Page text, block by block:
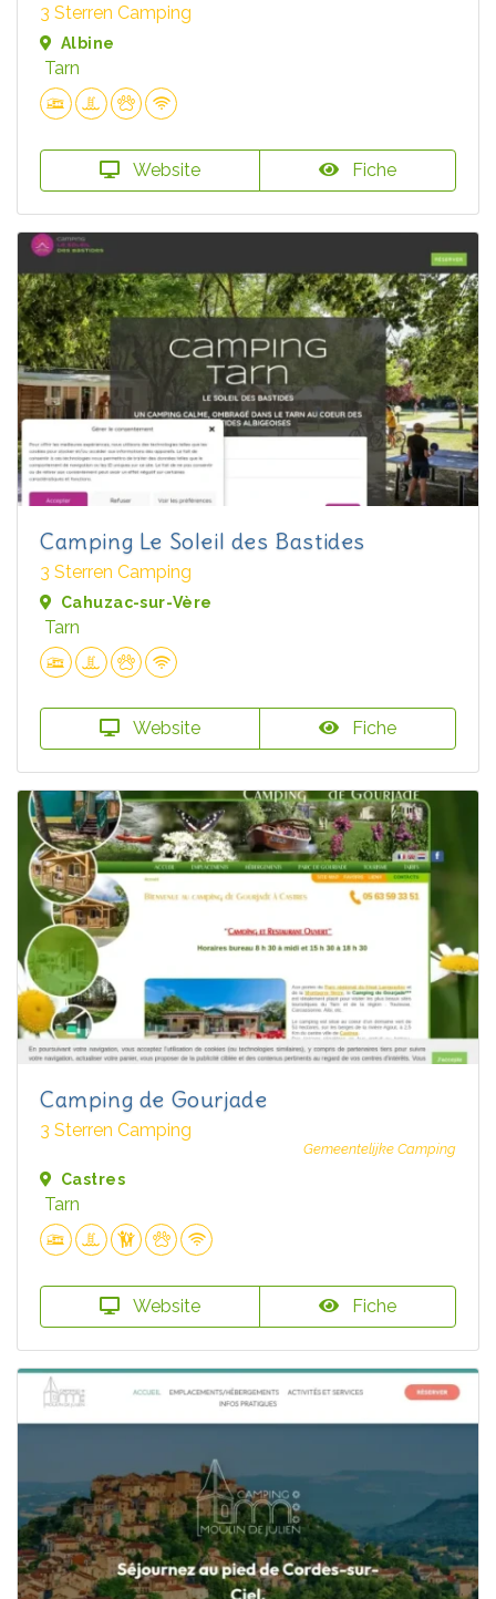
3 Sterren Camping
Albine
Tarn
Website Fiche
Camping Le Soleil des Bastides
3 Sterren Camping
Cahuzac-sur-Vère
Tarn
Website Fiche
Camping de Gourjade
3 Sterren Camping
Gemeentelijke Camping
Castres
Tarn
Website Fiche